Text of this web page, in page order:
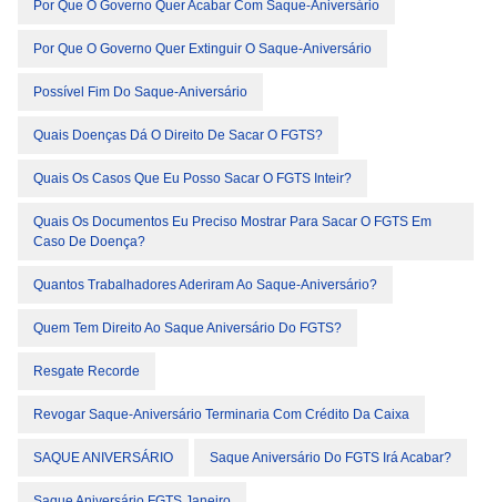
Por Que O Governo Quer Acabar Com Saque-Aniversário
Por Que O Governo Quer Extinguir O Saque-Aniversário
Possível Fim Do Saque-Aniversário
Quais Doenças Dá O Direito De Sacar O FGTS?
Quais Os Casos Que Eu Posso Sacar O FGTS Inteir?
Quais Os Documentos Eu Preciso Mostrar Para Sacar O FGTS Em
Caso De Doença?
Quantos Trabalhadores Aderiram Ao Saque-Aniversário?
Quem Tem Direito Ao Saque Aniversário Do FGTS?
Resgate Recorde
Revogar Saque-Aniversário Terminaria Com Crédito Da Caixa
SAQUE ANIVERSÁRIO Saque Aniversário Do FGTS Irá Acabar?